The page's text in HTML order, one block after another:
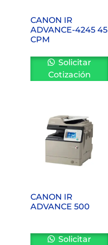
CANON IR
ADVANCE-4245 45
CPM
Solicitar
Cotización
CANON IR
ADVANCE 500
Solicitar